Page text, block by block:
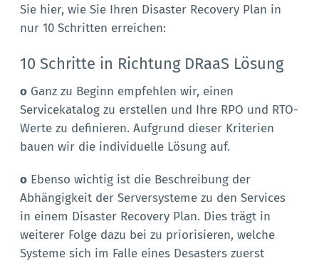
Sie hier, wie Sie Ihren Disaster Recovery Plan in
nur 10 Schritten erreichen:
10 Schritte in Richtung DRaaS Lösung
oGanz zu Beginn empfehlen wir, einen
Servicekatalog zu erstellen und Ihre RPO und RTO-
Werte zu definieren. Aufgrund dieser Kriterien
bauen wir die individuelle Lösung auf.
oEbenso wichtig ist die Beschreibung der
Abhängigkeit der Serversysteme zu den Services
in einem Disaster Recovery Plan. Dies trägt in
weiterer Folge dazu bei zu priorisieren, welche
Systeme sich im Falle eines Desasters zuerst